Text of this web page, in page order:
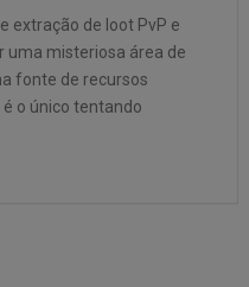
extração de loot PvP e
uma misteriosa área de
fonte de recursos
o único tentando
…